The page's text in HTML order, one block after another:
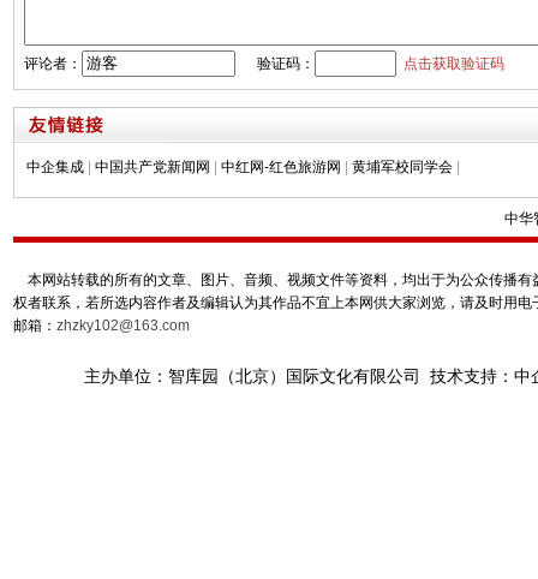
评论者： 验证码： 点击获取验证码
中企集成 中国共产党新闻网 中红网-红色旅游网 黄埔军校同学会
中华
本网站转载的所有的文章、图片、音频、视频文件等资料，均出于为公众传播
权者联系，若所选内容作者及编辑认为其作品不宜上本网供大家浏览，请及时用
邮箱： zhzky102@163.com
主办单位：智库园（北京）国际文化有限公司 技术支持：